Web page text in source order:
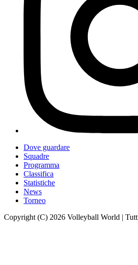
Dove guardare
Squadre
Programma
Classifica
Statistiche
News
Torneo
Copyright (C) 2026 Volleyball World |